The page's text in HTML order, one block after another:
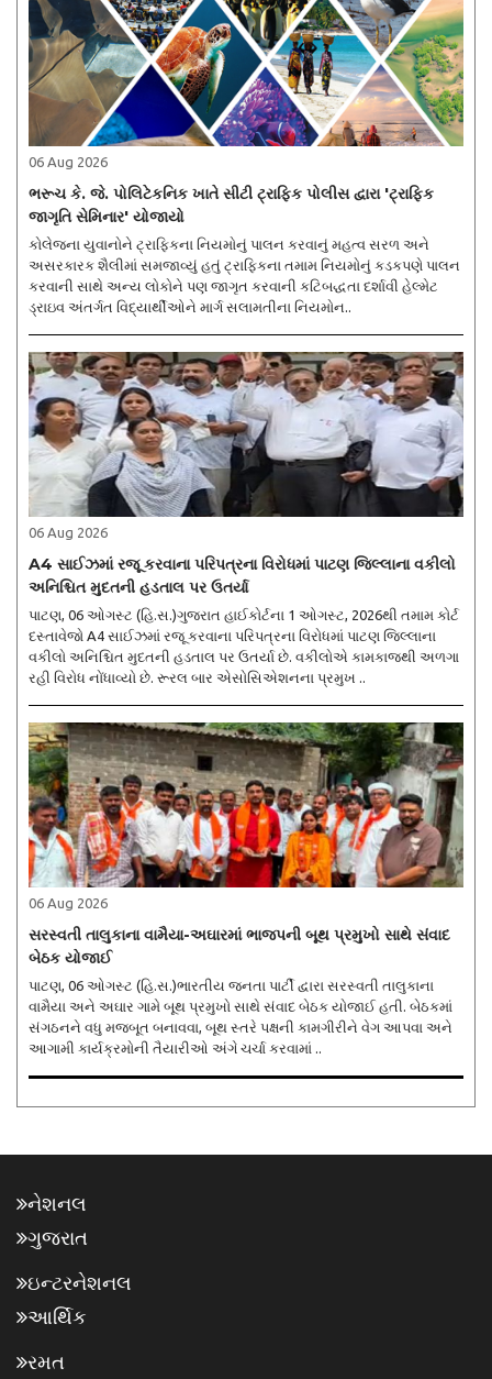
06 Aug 2026
ભરૂચ કે. જે. પોલિટેકનિક ખાતે સીટી ટ્રાફિક પોલીસ દ્વારા 'ટ્રાફિક
જાગૃતિ સેમિનાર' યોજાયો
કોલેજના યુવાનોને ટ્રાફિકના નિયમોનું પાલન કરવાનું મહત્વ સરળ અને
અસરકારક શૈલીમાં સમજાવ્યું હતું ટ્રાફિકના તમામ નિયમોનું કડકપણે પાલન
કરવાની સાથે અન્ય લોકોને પણ જાગૃત કરવાની કટિબદ્ધતા દર્શાવી હેલ્મેટ
ડ્રાઇવ અંતર્ગત વિદ્યાર્થીઓને માર્ગ સલામતીના નિયમોન..
06 Aug 2026
A4 સાઈઝમાં રજૂ કરવાના પરિપત્રના વિરોધમાં પાટણ જિલ્લાના વકીલો
અનિશ્ચિત મુદતની હડતાલ પર ઉતર્યા
પાટણ, 06 ઓગસ્ટ (હિ.સ.)ગુજરાત હાઈકોર્ટના 1 ઓગસ્ટ, 2026થી તમામ કોર્ટ
દસ્તાવેજો A4 સાઈઝમાં રજૂ કરવાના પરિપત્રના વિરોધમાં પાટણ જિલ્લાના
વકીલો અનિશ્ચિત મુદતની હડતાલ પર ઉતર્યા છે. વકીલોએ કામકાજથી અળગા
રહી વિરોધ નોંધાવ્યો છે. રૂરલ બાર એસોસિએશનના પ્રમુખ ..
06 Aug 2026
સરસ્વતી તાલુકાના વામૈયા-અઘારમાં ભાજપની બૂથ પ્રમુખો સાથે સંવાદ
બેઠક યોજાઈ
પાટણ, 06 ઓગસ્ટ (હિ.સ.)ભારતીય જનતા પાર્ટી દ્વારા સરસ્વતી તાલુકાના
વામૈયા અને અઘાર ગામે બૂથ પ્રમુખો સાથે સંવાદ બેઠક યોજાઈ હતી. બેઠકમાં
સંગઠનને વધુ મજબૂત બનાવવા, બૂથ સ્તરે પક્ષની કામગીરીને વેગ આપવા અને
આગામી કાર્યક્રમોની તૈયારીઓ અંગે ચર્ચા કરવામાં ..
નેશનલ
ગુજરાત
ઇન્ટરનેશનલ
આર્થિક
રમત